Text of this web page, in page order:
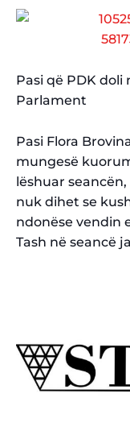
Pasi që PDK
Parlament
Pasi Flora
mungesë
lëshuar
nuk dihet se
ndonëse vendin
Tash në seancë